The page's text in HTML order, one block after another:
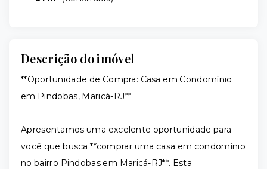
Descrição do imóvel
**Oportunidade de Compra: Casa em Condomínio
em Pindobas, Maricá-RJ**
Apresentamos uma excelente oportunidade para
você que busca **comprar uma casa em condomínio
no bairro Pindobas em Maricá-RJ**. Esta